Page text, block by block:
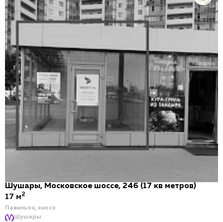
Шушары, Московское шоссе, 246 (17 кв метров)
Павильон, киоск
Шушары
17 м2